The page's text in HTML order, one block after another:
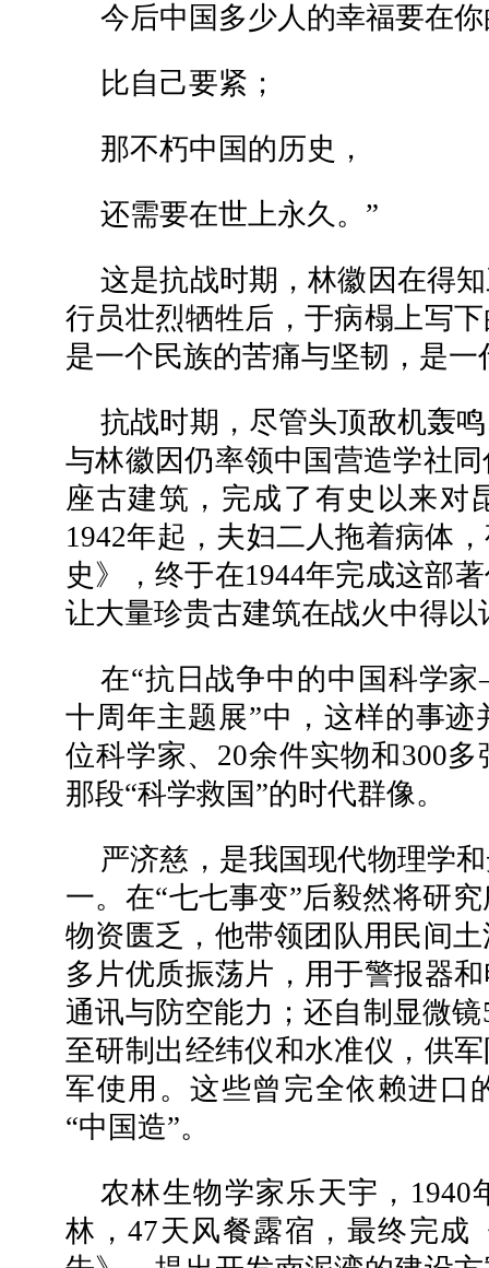
今后中国多少人的幸福要在
比自己要紧；
那不朽中国的历史，
还需要在世上永久。”
这是抗战时期，林徽因在得
行员壮烈牺牲后，于病榻上写
是一个民族的苦痛与坚韧，是
抗战时期，尽管头顶敌机轰
与林徽因仍率领中国营造学社
座古建筑，完成了有史以来对
1942年起，夫妇二人拖着病体
史》，终于在1944年完成这部
让大量珍贵古建筑在战火中得以
在“抗日战争中的中国科学
十周年主题展”中，这样的事
位科学家、20余件实物和300
那段“科学救国”的时代群像。
严济慈，是我国现代物理学
一。在“七七事变”后毅然将研
物资匮乏，他带领团队用民间
多片优质振荡片，用于警报器
通讯与防空能力；还自制显微
至研制出经纬仪和水准仪，供
军使用。这些曾完全依赖进口
“中国造”。
农林生物学家乐天宇，1940
林，47天风餐露宿，最终完成